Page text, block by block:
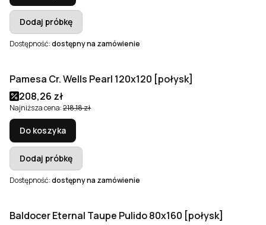
Dodaj próbkę
Dostępność:dostępny na zamówienie
Okazja
Pamesa Cr. Wells Pearl 120x120 [połysk]
Cena promocyjna
208,26 zł
Najniższa cena:218,18 zł
Do koszyka
Dodaj próbkę
Dostępność:dostępny na zamówienie
Okazja
Baldocer Eternal Taupe Pulido 80x160 [połysk]